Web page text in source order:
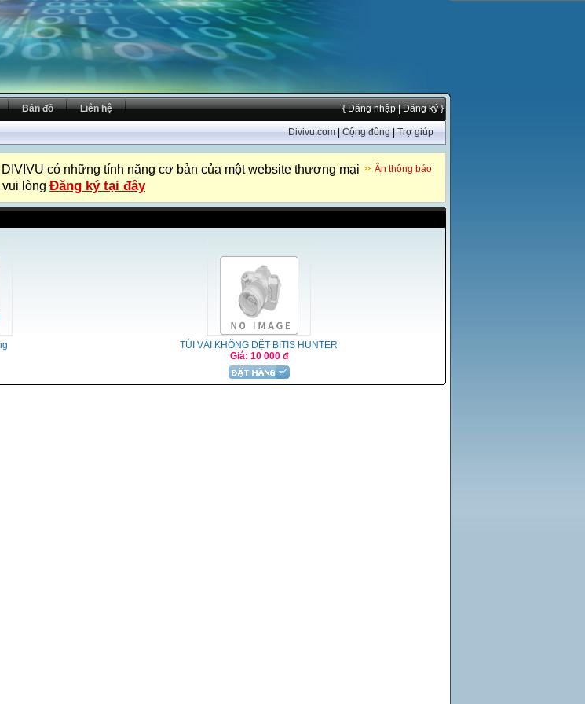
Bản đồ Liên hệ { Đăng nhập| Đăng ký }
Divivu.com|Cộng đồng|Trợ giúp
Ẩn thông báo
có những tính năng cơ bản của một website thương mại
lòng Đăng ký tại đây
TÚI VẢI KHÔNG DỆT BITIS HUNTER
Giá: 10 000 đ